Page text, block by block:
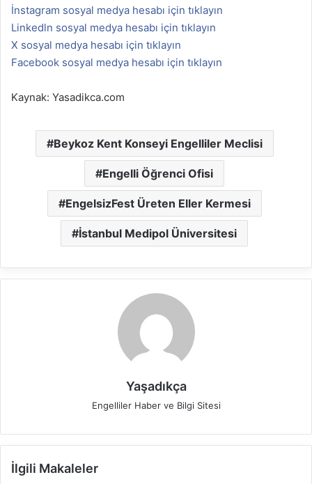
İnstagram sosyal medya hesabı için tıklayın
Linkedln sosyal medya hesabı için tıklayın
X sosyal medya hesabı için tıklayın
Facebook sosyal medya hesabı için tıklayın
Kaynak: Yasadikca.com
Beykoz Kent Konseyi Engelliler Meclisi
Engelli Öğrenci Ofisi
EngelsizFest Üreten Eller Kermesi
İstanbul Medipol Üniversitesi
Yaşadıkça
Engelliler Haber ve Bilgi Sitesi
İlgili Makaleler